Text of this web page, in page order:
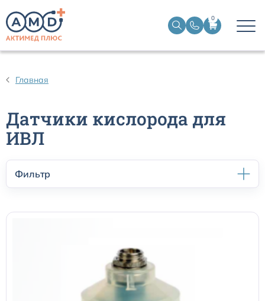
0
Главная
Датчики кислорода для
ИВЛ
Фильтр
Датчики ЭЭГ BIS
Кабели пациента ЭКГ
Датчики кислорода для ИВЛ
Датчики потока для аппаратов ИВЛ